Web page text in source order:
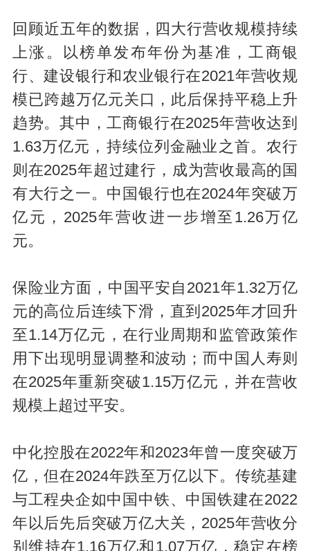
回顾近五年的数据，四大行营收规模持续
上涨。以榜单发布年份为基准，工商银
行、建设银行和农业银行在2021年营收规
模已跨越万亿元关口，此后保持平稳上升
趋势。其中，工商银行在2025年营收达到
1.63万亿元，持续位列金融业之首。农行
则在2025年超过建行，成为营收最高的国
有大行之一。中国银行也在2024年突破万
亿元，2025年营收进一步增至1.26万亿
元。
保险业方面，中国平安自2021年1.32万亿
元的高位后连续下滑，直到2025年才回升
至1.14万亿元，在行业周期和监管政策作
用下出现明显调整和波动；而中国人寿则
在2025年重新突破1.15万亿元，并在营收
规模上超过平安。
中化控股在2022年和2023年曾一度突破万
亿，但在2024年跌至万亿以下。传统基建
与工程央企如中国中铁、中国铁建在2022
年以后先后突破万亿大关，2025年营收分
别维持在1.16万亿和1.07万亿，稳定在榜